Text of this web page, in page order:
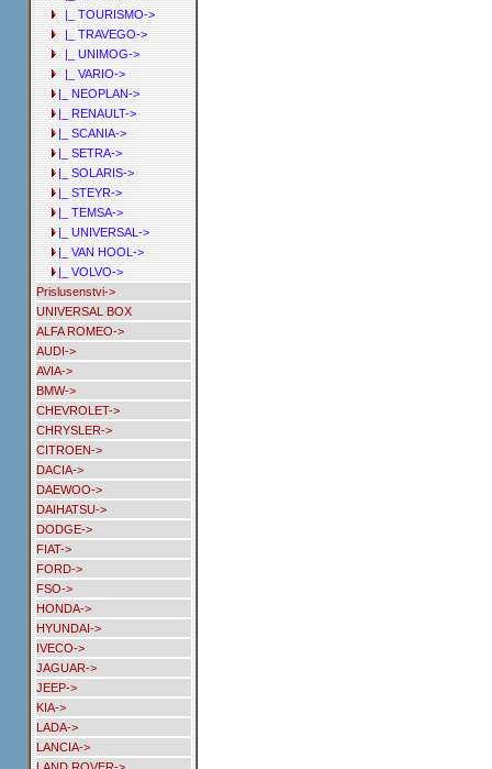
|_ TOURISMO->
|_ TRAVEGO->
|_ UNIMOG->
|_ VARIO->
|_ NEOPLAN->
|_ RENAULT->
|_ SCANIA->
|_ SETRA->
|_ SOLARIS->
|_ STEYR->
|_ TEMSA->
|_ UNIVERSAL->
|_ VAN HOOL->
|_ VOLVO->
Prislusenstvi->
UNIVERSAL BOX
ALFA ROMEO->
AUDI->
AVIA->
BMW->
CHEVROLET->
CHRYSLER->
CITROEN->
DACIA->
DAEWOO->
DAIHATSU->
DODGE->
FIAT->
FORD->
FSO->
HONDA->
HYUNDAI->
IVECO->
JAGUAR->
JEEP->
KIA->
LADA->
LANCIA->